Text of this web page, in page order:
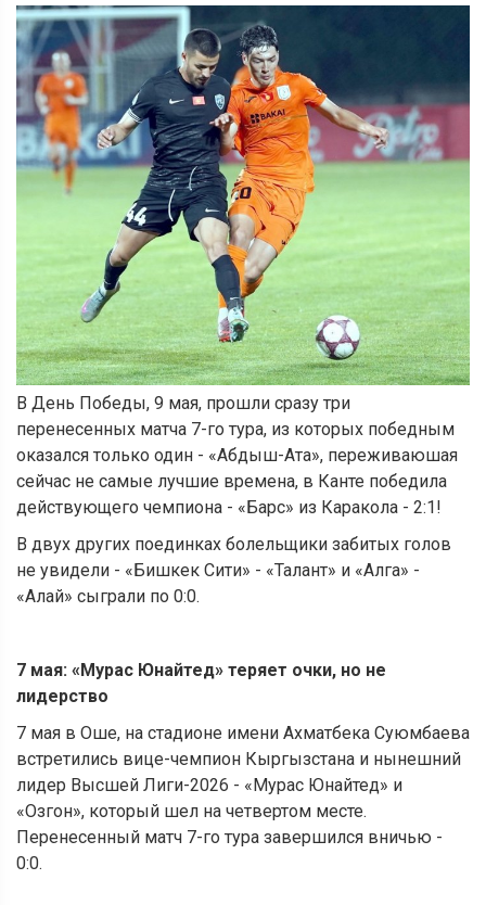
В День Победы, 9 мая, прошли сразу три
перенесенных матча 7-го тура, из которых победным
оказался только один - «Абдыш-Ата», переживаюшая
сейчас не самые лучшие времена, в Канте победила
действующего чемпиона - «Барс» из Каракола - 2:1!
В двух других поединках болельщики забитых голов
не увидели - «Бишкек Сити» - «Талант» и «Алга» -
«Алай» сыграли по 0:0.
7 мая: «Мурас Юнайтед» теряет очки, но не
лидерство
7 мая в Оше, на стадионе имени Ахматбека Суюмбаева
встретились вице-чемпион Кыргызстана и нынешний
лидер Высшей Лиги-2026 - «Мурас Юнайтед» и
«Озгон», который шел на четвертом месте.
Перенесенный матч 7-го тура завершился вничью -
0:0.